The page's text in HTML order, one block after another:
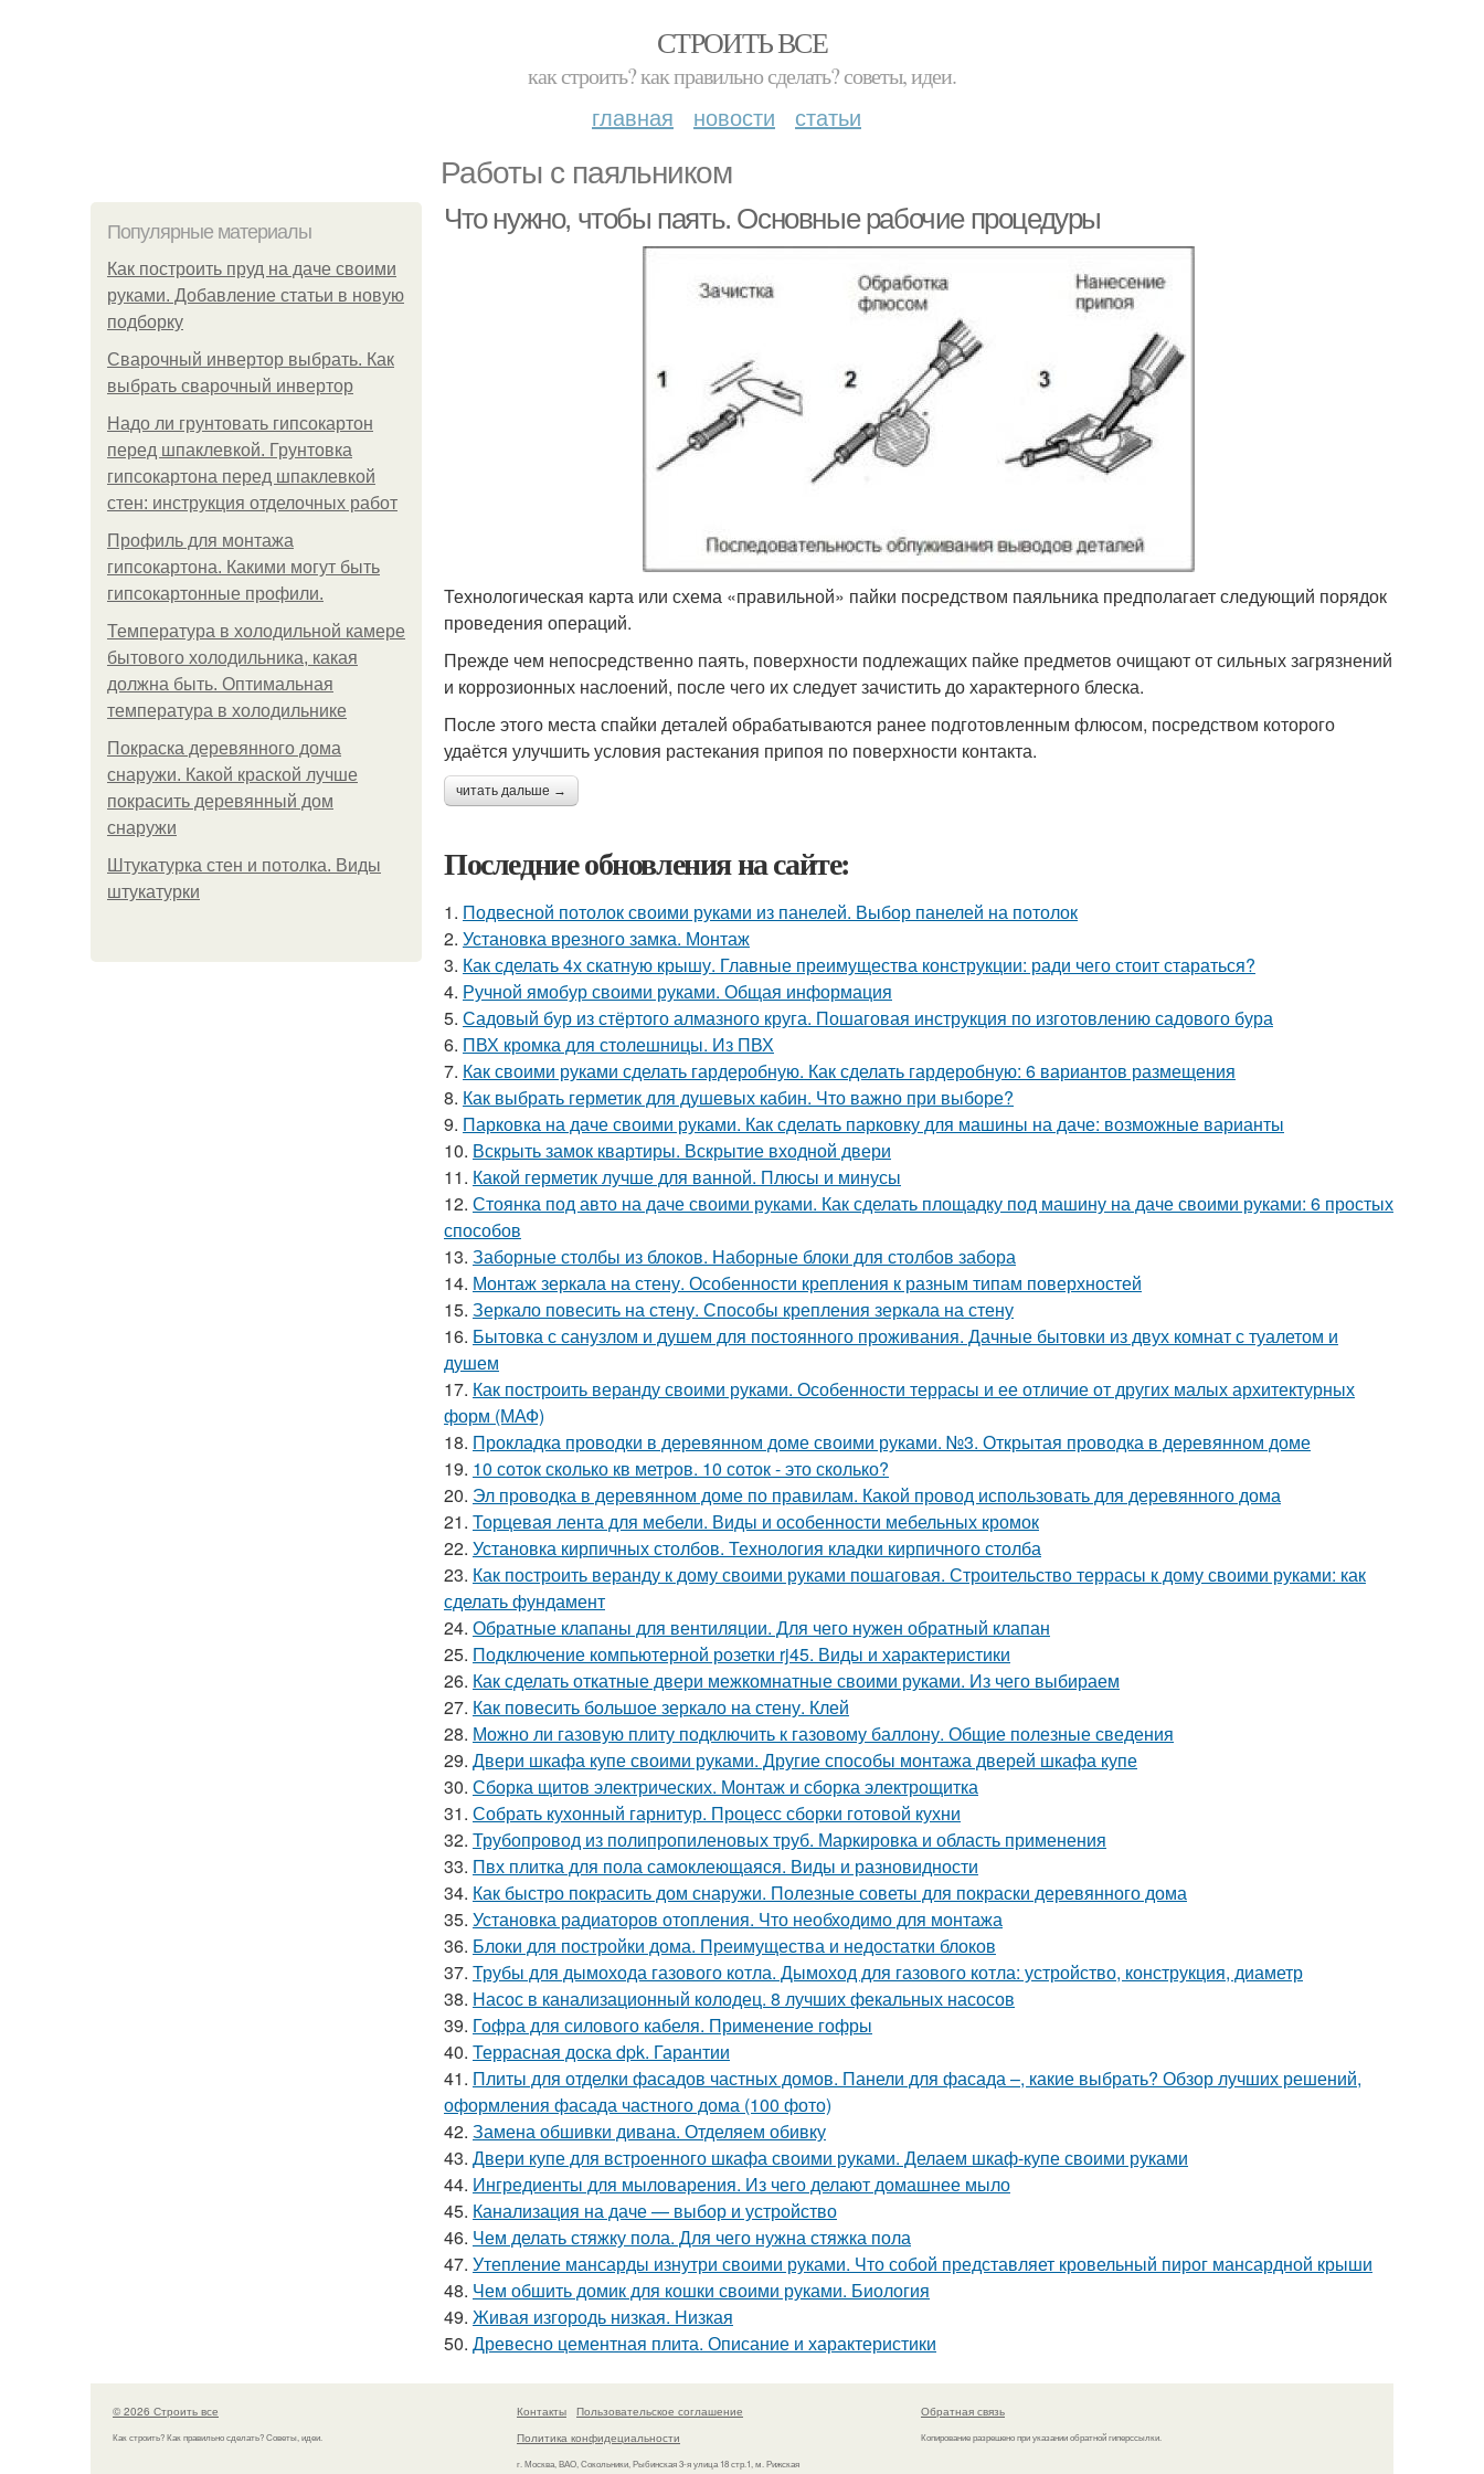
СТРОИТЬ ВСЕ
как строить? как правильно сделать? советы, идеи.
главная новости статьи
Работы с паяльником
Популярные материалы
Как построить пруд на даче своими
руками. Добавление статьи в новую
подборку
Сварочный инвертор выбрать. Как
выбрать сварочный инвертор
Надо ли грунтовать гипсокартон
перед шпаклевкой. Грунтовка
гипсокартона перед шпаклевкой
стен: инструкция отделочных работ
Профиль для монтажа
гипсокартона. Какими могут быть
гипсокартонные профили.
Температура в холодильной камере
бытового холодильника, какая
должна быть. Оптимальная
температура в холодильнике
Покраска деревянного дома
снаружи. Какой краской лучше
покрасить деревянный дом
снаружи
Штукатурка стен и потолка. Виды
штукатурки
Что нужно, чтобы паять. Основные рабочие процедуры
Технологическая карта или схема «правильной» пайки посредством паяльника предполагает следующий порядок
проведения операций.
Прежде чем непосредственно паять, поверхности подлежащих пайке предметов очищают от сильных загрязнений
и коррозионных наслоений, после чего их следует зачистить до характерного блеска.
После этого места спайки деталей обрабатываются ранее подготовленным флюсом, посредством которого
удаётся улучшить условия растекания припоя по поверхности контакта.
читать дальше →
Последние обновления на сайте:
1. Подвесной потолок своими руками из панелей. Выбор панелей на потолок
2. Установка врезного замка. Монтаж
3. Как сделать 4х скатную крышу. Главные преимущества конструкции: ради чего стоит стараться?
4. Ручной ямобур своими руками. Общая информация
5. Садовый бур из стёртого алмазного круга. Пошаговая инструкция по изготовлению садового бура
6. ПВХ кромка для столешницы. Из ПВХ
7. Как своими руками сделать гардеробную. Как сделать гардеробную: 6 вариантов размещения
8. Как выбрать герметик для душевых кабин. Что важно при выборе?
9. Парковка на даче своими руками. Как сделать парковку для машины на даче: возможные варианты
10. Вскрыть замок квартиры. Вскрытие входной двери
11. Какой герметик лучше для ванной. Плюсы и минусы
12. Стоянка под авто на даче своими руками. Как сделать площадку под машину на даче своими руками: 6 простых
способов
13. Заборные столбы из блоков. Наборные блоки для столбов забора
14. Монтаж зеркала на стену. Особенности крепления к разным типам поверхностей
15. Зеркало повесить на стену. Способы крепления зеркала на стену
16. Бытовка с санузлом и душем для постоянного проживания. Дачные бытовки из двух комнат с туалетом и
душем
17. Как построить веранду своими руками. Особенности террасы и ее отличие от других малых архитектурных
форм (МАФ)
18. Прокладка проводки в деревянном доме своими руками. №3. Открытая проводка в деревянном доме
19. 10 соток сколько кв метров. 10 соток - это сколько?
20. Эл проводка в деревянном доме по правилам. Какой провод использовать для деревянного дома
21. Торцевая лента для мебели. Виды и особенности мебельных кромок
22. Установка кирпичных столбов. Технология кладки кирпичного столба
23. Как построить веранду к дому своими руками пошаговая. Строительство террасы к дому своими руками: как
сделать фундамент
24. Обратные клапаны для вентиляции. Для чего нужен обратный клапан
25. Подключение компьютерной розетки rj45. Виды и характеристики
26. Как сделать откатные двери межкомнатные своими руками. Из чего выбираем
27. Как повесить большое зеркало на стену. Клей
28. Можно ли газовую плиту подключить к газовому баллону. Общие полезные сведения
29. Двери шкафа купе своими руками. Другие способы монтажа дверей шкафа купе
30. Сборка щитов электрических. Монтаж и сборка электрощитка
31. Собрать кухонный гарнитур. Процесс сборки готовой кухни
32. Трубопровод из полипропиленовых труб. Маркировка и область применения
33. Пвх плитка для пола самоклеющаяся. Виды и разновидности
34. Как быстро покрасить дом снаружи. Полезные советы для покраски деревянного дома
35. Установка радиаторов отопления. Что необходимо для монтажа
36. Блоки для постройки дома. Преимущества и недостатки блоков
37. Трубы для дымохода газового котла. Дымоход для газового котла: устройство, конструкция, диаметр
38. Насос в канализационный колодец. 8 лучших фекальных насосов
39. Гофра для силового кабеля. Применение гофры
40. Террасная доска dpk. Гарантии
41. Плиты для отделки фасадов частных домов. Панели для фасада –, какие выбрать? Обзор лучших решений,
оформления фасада частного дома (100 фото)
42. Замена обшивки дивана. Отделяем обивку
43. Двери купе для встроенного шкафа своими руками. Делаем шкаф-купе своими руками
44. Ингредиенты для мыловарения. Из чего делают домашнее мыло
45. Канализация на даче — выбор и устройство
46. Чем делать стяжку пола. Для чего нужна стяжка пола
47. Утепление мансарды изнутри своими руками. Что собой представляет кровельный пирог мансардной крыши
48. Чем обшить домик для кошки своими руками. Биология
49. Живая изгородь низкая. Низкая
50. Древесно цементная плита. Описание и характеристики
© 2026 Строить все
Как строить? Как правильно сделать? Советы, идеи.
Контакты
Пользовательское соглашение
Политика конфидециальности
г. Москва, ВАО, Сокольники, Рыбинская 3-я улица 18 стр.1, м. Рижская
Обратная связь
Копирование разрешено при указании обратной гиперссылки.